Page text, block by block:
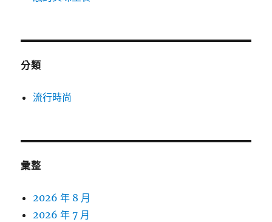
分類
流行時尚
彙整
2026 年 8 月
2026 年 7 月